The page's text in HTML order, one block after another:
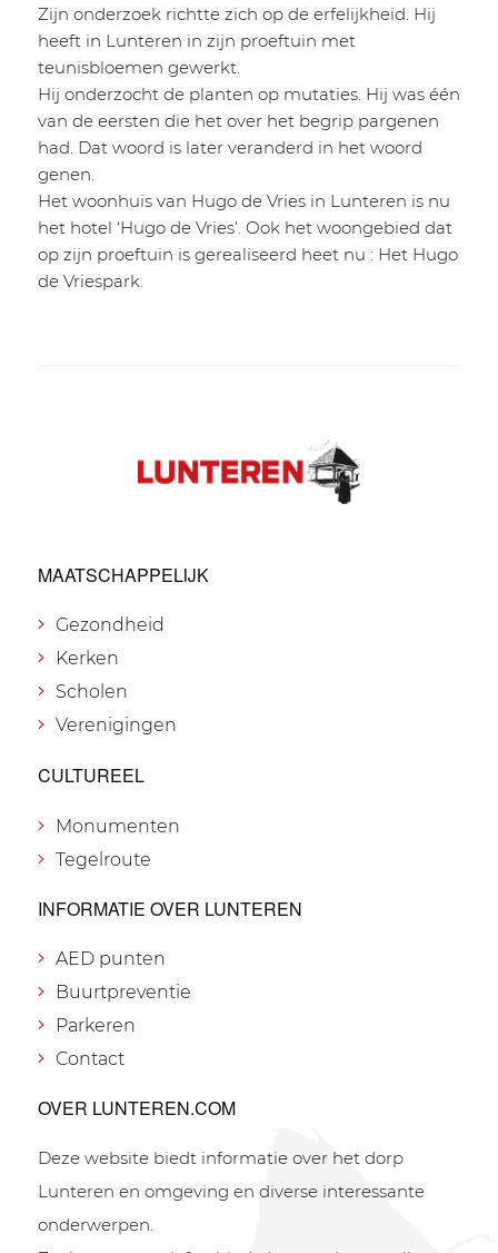
Zijn onderzoek richtte zich op de erfelijkheid. Hij
heeft in Lunteren in zijn proeftuin met
teunisbloemen gewerkt.
Hij onderzocht de planten op mutaties. Hij was één
van de eersten die het over het begrip pargenen
had. Dat woord is later veranderd in het woord
genen.
Het woonhuis van Hugo de Vries in Lunteren is nu
het hotel ‘Hugo de Vries’. Ook het woongebied dat
op zijn proeftuin is gerealiseerd heet nu : Het Hugo
de Vriespark.
MAATSCHAPPELIJK
Gezondheid
Kerken
Scholen
Verenigingen
CULTUREEL
Monumenten
Tegelroute
INFORMATIE OVER LUNTEREN
AED punten
Buurtpreventie
Parkeren
Contact
OVER LUNTEREN.COM
Deze website biedt informatie over het dorp
Lunteren en omgeving en diverse interessante
onderwerpen.